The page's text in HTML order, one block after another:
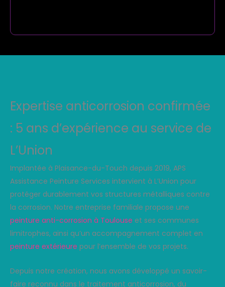
Expertise anticorrosion confirmée
: 5 ans d’expérience au service de
L’Union
Implantée à Plaisance-du-Touch depuis 2019, APS
Assistance Peinture Services intervient à L’Union pour
protéger durablement vos structures métalliques contre
la corrosion. Notre entreprise familiale propose une
peinture anti-corrosion à Toulouse et ses communes
limitrophes, ainsi qu’un accompagnement complet en
peinture extérieure pour l’ensemble de vos projets.
Depuis notre création, nous avons développé un savoir-
faire reconnu dans le traitement anticorrosion, du